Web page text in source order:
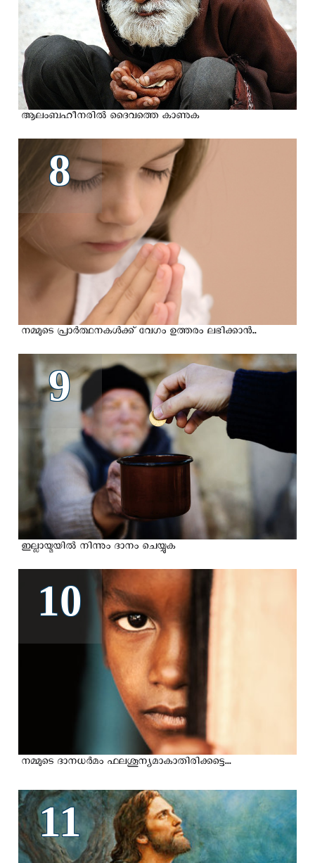
ആലംബഹീനരില്‍ ദൈവത്തെ കാണുക
8
നമ്മുടെ പ്രാര്‍ത്ഥനകള്‍ക്ക് വേഗം ഉത്തരം ലഭിക്കാന്‍..
9
ഇല്ലായ്മയില്‍ നിന്നും ദാനം ചെയ്യുക
10
നമ്മുടെ ദാനധര്‍മം ഫലശൂന്യമാകാതിരിക്കട്ടെ...
11